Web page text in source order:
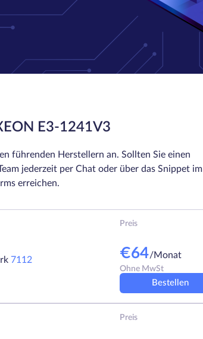
E3-1241V3
führenden Herstellern an. Sollten Sie einen
jederzeit per Chat oder über das Snippet im
erreichen.
7112
Preis
€64/Monat
Ohne MwSt
Bestellen
Preis